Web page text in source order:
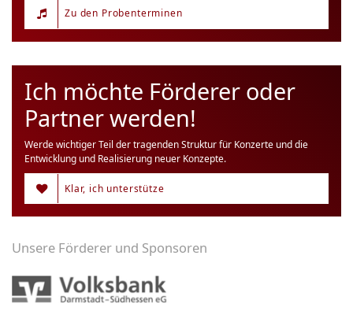
Zu den Probenterminen
Ich möchte Förderer oder
Partner werden!
Werde wichtiger Teil der tragenden Struktur für Konzerte und die
Entwicklung und Realisierung neuer Konzepte.
Klar, ich unterstütze
Unsere Förderer und Sponsoren